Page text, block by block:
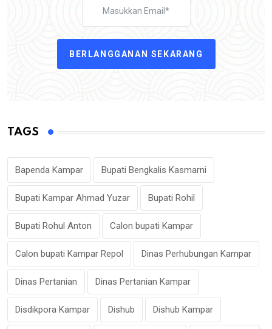
BERLANGGANAN SEKARANG
TAGS
Bapenda Kampar Bupati Bengkalis Kasmarni
Bupati Kampar Ahmad Yuzar Bupati Rohil
Bupati Rohul Anton Calon bupati Kampar
Calon bupati Kampar Repol Dinas Perhubungan Kampar
Dinas Pertanian Dinas Pertanian Kampar
Disdikpora Kampar Dishub Dishub Kampar